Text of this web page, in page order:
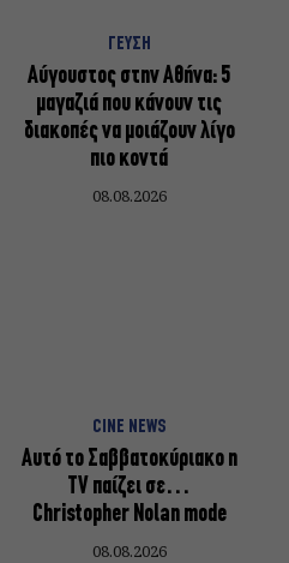
ΓΕΥΣΗ
Αύγουστος στην Αθήνα: 5
μαγαζιά που κάνουν τις
διακοπές να μοιάζουν λίγο
πιο κοντά
08.08.2026
CINE NEWS
Αυτό το Σαββατοκύριακο η
TV παίζει σε…
Christopher Nolan mode
08.08.2026